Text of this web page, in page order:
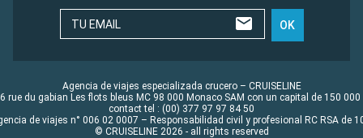
TU EMAIL OK
Agencia de viajes especializada crucero – CRUISELINE
rue du gabian Les flots bleus MC 98 000 Monaco SAM con un capital de 150 000
contact tel : (00) 377 97 97 84 50
de viajes n° 006 02 0007 – Responsabilidad civil y profesional RC RSA de
© CRUISELINE 2026 - all rights reserved